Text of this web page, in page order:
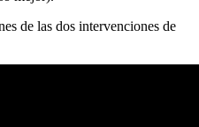
de las dos intervenciones de